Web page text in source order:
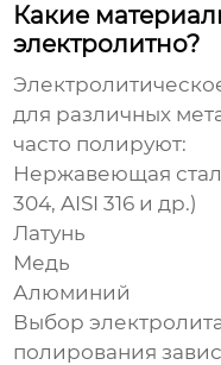
Какие
электролитно?
для различных
часто полируют:
Нержавеющая
304, AISI 316 и др.)
Латунь
Медь
Алюминий
Выбор
полирования